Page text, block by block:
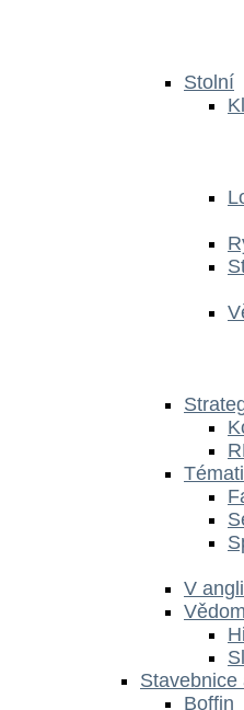
Stolní
V
Stavebnice
Boffin